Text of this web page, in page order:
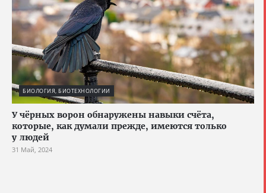
БИОЛОГИЯ, БИОТЕХНОЛОГИИ
У чёрных ворон обнаружены навыки счёта,
которые, как думали прежде, имеются только
у людей
31 Май, 2024